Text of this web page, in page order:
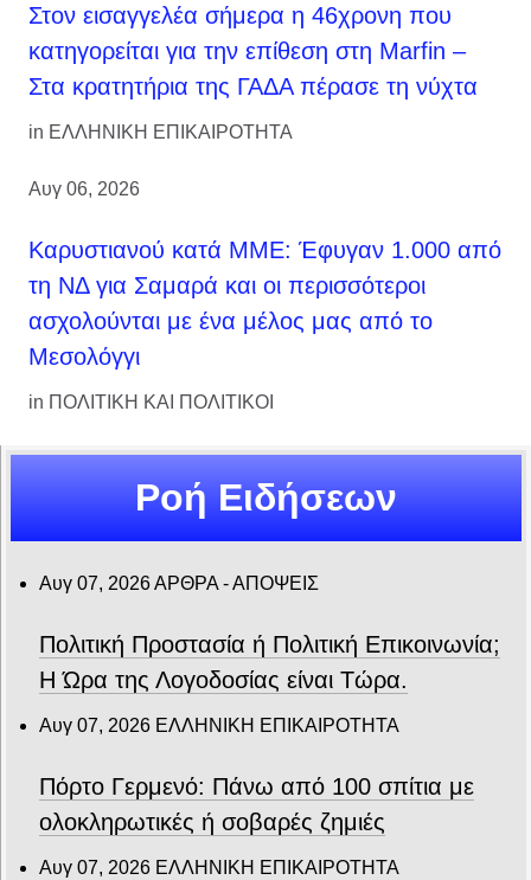
Στον εισαγγελέα σήμερα η 46χρονη που
κατηγορείται για την επίθεση στη Marfin –
Στα κρατητήρια της ΓΑΔΑ πέρασε τη νύχτα
in ΕΛΛΗΝΙΚΗ ΕΠΙΚΑΙΡΟΤΗΤΑ
Αυγ 06, 2026
Καρυστιανού κατά ΜΜΕ: Έφυγαν 1.000 από
τη ΝΔ για Σαμαρά και οι περισσότεροι
ασχολούνται με ένα μέλος μας από το
Μεσολόγγι
in ΠΟΛΙΤΙΚΗ ΚΑΙ ΠΟΛΙΤΙΚΟΙ
Ροή Ειδήσεων
Αυγ 07, 2026ΑΡΘΡΑ - ΑΠΟΨΕΙΣ
Πολιτική Προστασία ή Πολιτική Επικοινωνία;
Η Ώρα της Λογοδοσίας είναι Τώρα.
Αυγ 07, 2026 ΕΛΛΗΝΙΚΗ ΕΠΙΚΑΙΡΟΤΗΤΑ
Πόρτο Γερμενό: Πάνω από 100 σπίτια με
ολοκληρωτικές ή σοβαρές ζημιές
Αυγ 07, 2026 ΕΛΛΗΝΙΚΗ ΕΠΙΚΑΙΡΟΤΗΤΑ